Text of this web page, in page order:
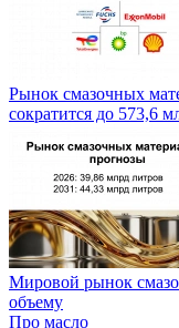
Рынок смазочных
сократится до 573,6
Мировой рынок
объему
Про масло